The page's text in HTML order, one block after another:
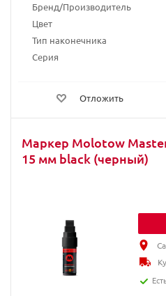
Бренд/Производитель
Цвет
Тип наконечника
Серия
Отложить
Маркер Molotow
15 мм black (черный)